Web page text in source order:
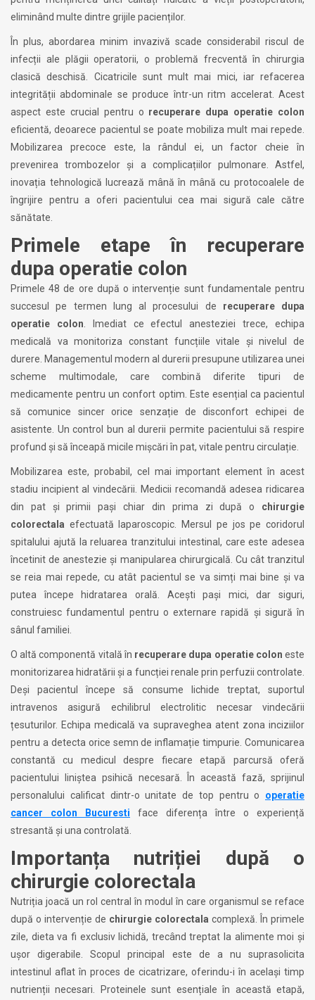
eliminând multe dintre grijile pacienților.
În plus, abordarea minim invazivă scade considerabil riscul de
infecții ale plăgii operatorii, o problemă frecventă în chirurgia
clasică deschisă. Cicatricile sunt mult mai mici, iar refacerea
integrității abdominale se produce într-un ritm accelerat. Acest
aspect este crucial pentru o recuperare dupa operatie colon
eficientă, deoarece pacientul se poate mobiliza mult mai repede.
Mobilizarea precoce este, la rândul ei, un factor cheie în
prevenirea trombozelor și a complicațiilor pulmonare. Astfel,
inovația tehnologică lucrează mână în mână cu protocoalele de
îngrijire pentru a oferi pacientului cea mai sigură cale către
sănătate.
Primele etape în recuperare
dupa operatie colon
Primele 48 de ore după o intervenție sunt fundamentale pentru
succesul pe termen lung al procesului de recuperare dupa
operatie colon . Imediat ce efectul anesteziei trece, echipa
medicală va monitoriza constant funcțiile vitale și nivelul de
durere. Managementul modern al durerii presupune utilizarea unei
scheme multimodale, care combină diferite tipuri de
medicamente pentru un confort optim. Este esențial ca pacientul
să comunice sincer orice senzație de disconfort echipei de
asistente. Un control bun al durerii permite pacientului să respire
profund și să înceapă micile mișcări în pat, vitale pentru circulație.
Mobilizarea este, probabil, cel mai important element în acest
stadiu incipient al vindecării. Medicii recomandă adesea ridicarea
din pat și primii pași chiar din prima zi după o chirurgie
colorectala efectuată laparoscopic. Mersul pe jos pe coridorul
spitalului ajută la reluarea tranzitului intestinal, care este adesea
încetinit de anestezie și manipularea chirurgicală. Cu cât tranzitul
se reia mai repede, cu atât pacientul se va simți mai bine și va
putea începe hidratarea orală. Acești pași mici, dar siguri,
construiesc fundamentul pentru o externare rapidă și sigură în
sânul familiei.
O altă componentă vitală în recuperare dupa operatie colon este
monitorizarea hidratării și a funcției renale prin perfuzii controlate.
Deși pacientul începe să consume lichide treptat, suportul
intravenos asigură echilibrul electrolitic necesar vindecării
țesuturilor. Echipa medicală va supraveghea atent zona inciziilor
pentru a detecta orice semn de inflamație timpurie. Comunicarea
constantă cu medicul despre fiecare etapă parcursă oferă
pacientului liniștea psihică necesară. În această fază, sprijinul
personalului calificat dintr-o unitate de top pentru o operatie
cancer colon Bucuresti face diferența între o experiență
stresantă și una controlată.
Importanța nutriției după o
chirurgie colorectala
Nutriția joacă un rol central în modul în care organismul se reface
după o intervenție de chirurgie colorectala complexă. În primele
zile, dieta va fi exclusiv lichidă, trecând treptat la alimente moi și
ușor digerabile. Scopul principal este de a nu suprasolicita
intestinul aflat în proces de cicatrizare, oferindu-i în același timp
nutrienții necesari. Proteinele sunt esențiale în această etapă,